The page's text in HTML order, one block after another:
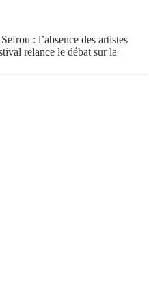
Sefrou : l’absence des artistes
relance le débat sur la